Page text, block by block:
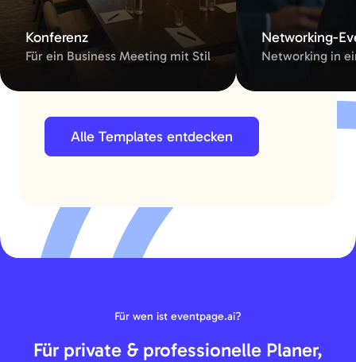
Konferenz
Für ein Business Meeting mit Stil
Networking-
Networking in
Alle Templates entdecken
Für wen ist eventpage.ai?
Für private & professionelle Planer,